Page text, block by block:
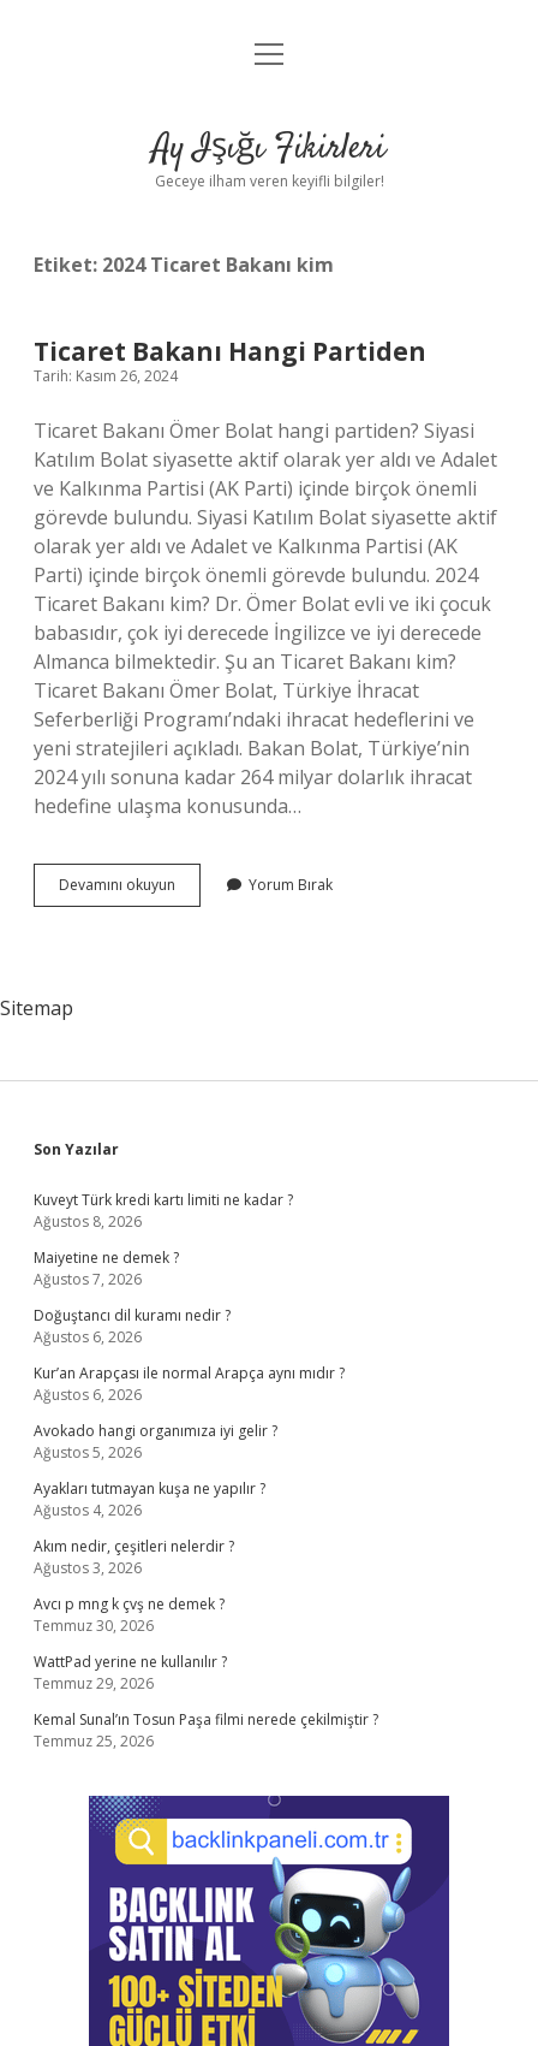
Anasayfa
Yasal Uyarı
menüyü
Ay Işığı Fikirleri
Geceye ilham veren keyifli bilgiler!
Etiket: 2024 Ticaret Bakanı kim
Ticaret Bakanı Hangi Partiden
Tarih: Kasım 26, 2024
Ticaret Bakanı Ömer Bolat hangi partiden? Siyasi
Katılım Bolat siyasette aktif olarak yer aldı ve Adalet
ve Kalkınma Partisi (AK Parti) içinde birçok önemli
görevde bulundu. Siyasi Katılım Bolat siyasette aktif
olarak yer aldı ve Adalet ve Kalkınma Partisi (AK
Parti) içinde birçok önemli görevde bulundu. 2024
Ticaret Bakanı kim? Dr. Ömer Bolat evli ve iki çocuk
babasıdır, çok iyi derecede İngilizce ve iyi derecede
Almanca bilmektedir. Şu an Ticaret Bakanı kim?
Ticaret Bakanı Ömer Bolat, Türkiye İhracat
Seferberliği Programı’ndaki ihracat hedeflerini ve
yeni stratejileri açıkladı. Bakan Bolat, Türkiye’nin
2024 yılı sonuna kadar 264 milyar dolarlık ihracat
hedefine ulaşma konusunda…
Devamını okuyun
Bakanı
Yorum Bırak
Sitemap
Sidebar
Son Yazılar
Kuveyt Türk kredi kartı limiti ne kadar ?
Ağustos 8, 2026
Maiyetine ne demek ?
Ağustos 7, 2026
Doğuştancı dil kuramı nedir ?
Ağustos 6, 2026
Kur’an Arapçası ile normal Arapça aynı mıdır ?
Ağustos 6, 2026
Avokado hangi organımıza iyi gelir ?
Ağustos 5, 2026
Ayakları tutmayan kuşa ne yapılır ?
Ağustos 4, 2026
Akım nedir, çeşitleri nelerdir ?
Ağustos 3, 2026
Avcı p mng k çvş ne demek ?
Temmuz 30, 2026
WattPad yerine ne kullanılır ?
Temmuz 29, 2026
Kemal Sunal’ın Tosun Paşa filmi nerede çekilmiştir ?
Temmuz 25, 2026